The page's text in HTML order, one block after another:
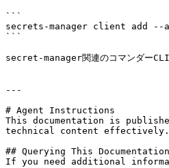
```
secrets-manager client add
```
secret-manager関連のコマンダー
---
# Agent Instructions
This documentation is
technical content effectively.
## Querying This Documentation
If you need additional